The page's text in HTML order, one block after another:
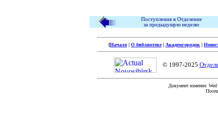
Поступления в Отделение
за предыдущую неделю
[Начало | О библиотеке| Академгородок |
© 1997-2025
Документ изменен: